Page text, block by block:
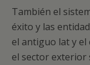
También el
éxito y las
el antiguo lat y
el sector exterior